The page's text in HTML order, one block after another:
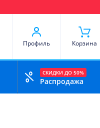
Профиль Корзина
СКИДКИ ДО 50%
Распродажа